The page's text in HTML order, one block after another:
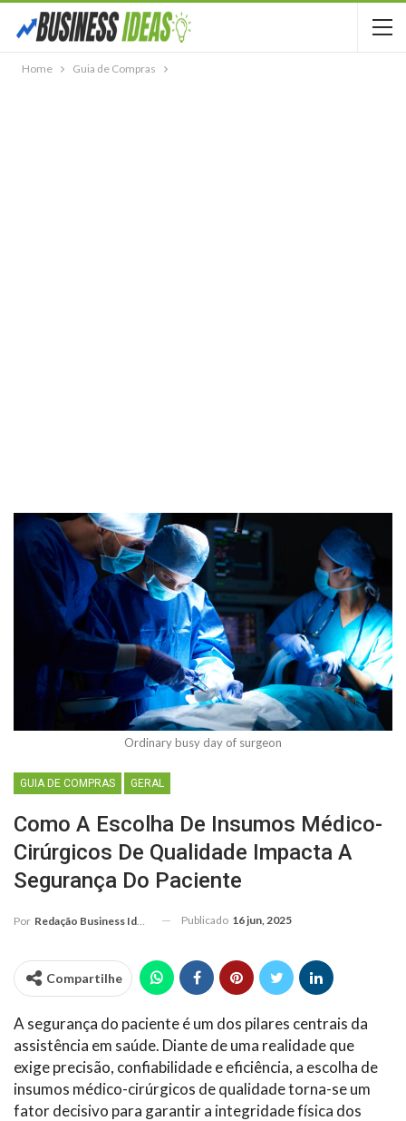
Home Guia de Compras
Ordinary busy day of surgeon
GUIA DE COMPRAS GERAL
Como A Escolha De Insumos Médico-
Cirúrgicos De Qualidade Impacta A
Segurança Do Paciente
Por Redação Business Ideas Publicado 16 jun, 2025
Compartilhe
A segurança do paciente é um dos pilares centrais da
assistência em saúde. Diante de uma realidade que
exige precisão, confiabilidade e eficiência, a escolha de
insumos médico-cirúrgicos de qualidade torna-se um
fator decisivo para garantir a integridade física dos